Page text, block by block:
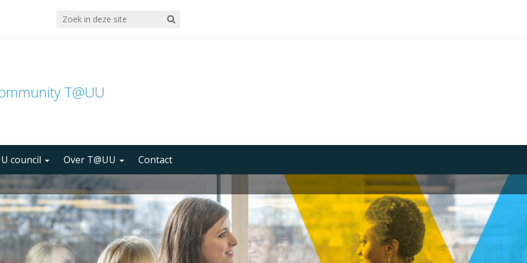
T@UU
council Over T@UU Contact